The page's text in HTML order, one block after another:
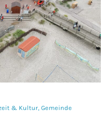
& Kultur,Gemeinde